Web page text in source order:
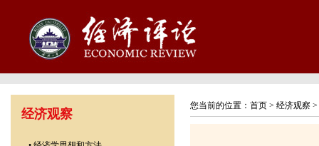
经济观察
您当前的位置： 首页 > 经济观察 >